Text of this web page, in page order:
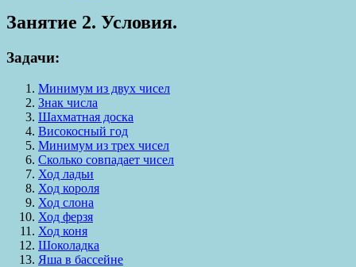
Занятие 2. Условия.
Задачи:
Минимум из двух чисел
Знак числа
Шахматная доска
Високосный год
Минимум из трех чисел
Сколько совпадает чисел
Ход ладьи
Ход короля
Ход слона
Ход ферзя
Ход коня
Шоколадка
Яша в бассейне